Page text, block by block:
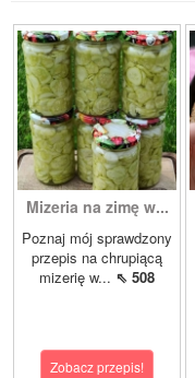
Mizeria na zimę w...
Poznaj mój sprawdzony
przepis na chrupiącą
mizerię w... ⇖ 508
Zobacz przepis!